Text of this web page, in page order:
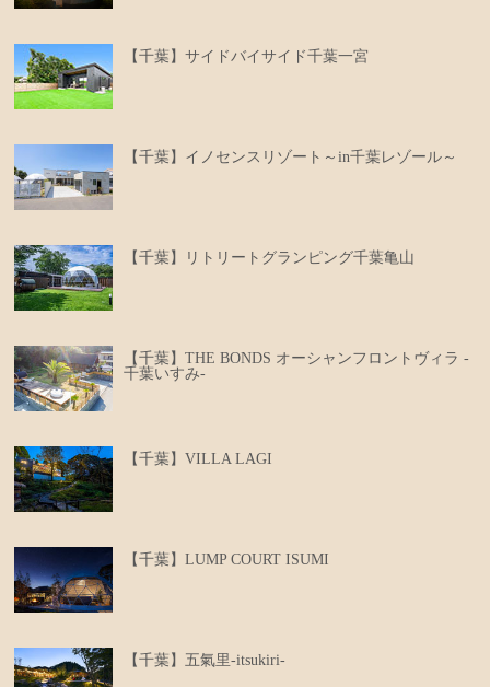
【千葉】サイドバイサイド千葉一宮
【千葉】イノセンスリゾート～in千葉レゾール～
【千葉】リトリートグランピング千葉亀山
【千葉】THE BONDS オーシャンフロントヴィラ -
千葉いすみ-
【千葉】VILLA LAGI
【千葉】LUMP COURT ISUMI
【千葉】五氣里-itsukiri-